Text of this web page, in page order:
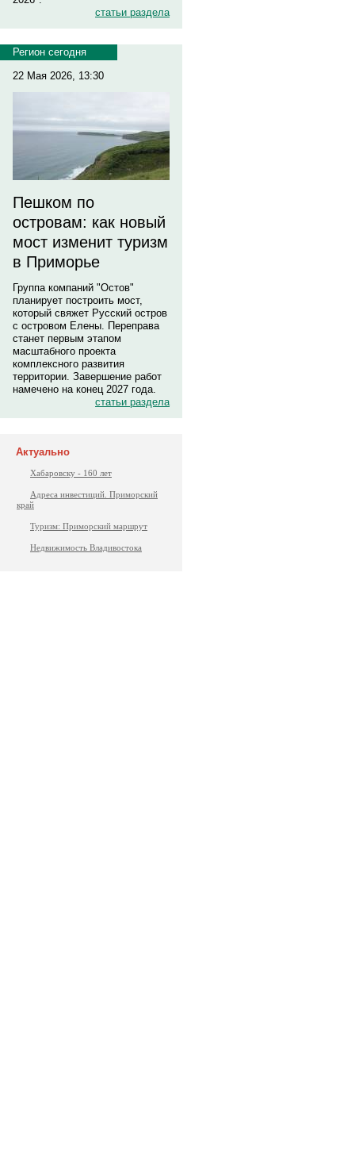
статьи раздела
Регион сегодня
22 Мая 2026, 13:30
Пешком по
островам: как новый
мост изменит туризм
в Приморье
Группа компаний "Остов"
планирует построить мост,
который свяжет Русский остров
с островом Елены. Переправа
станет первым этапом
масштабного проекта
комплексного развития
территории. Завершение работ
намечено на конец 2027 года.
статьи раздела
Актуально
Хабаровску - 160 лет
Адреса инвестиций. Приморский
край
Туризм: Приморский маршрут
Недвижимость Владивостока